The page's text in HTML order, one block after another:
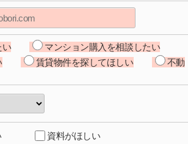
い
マンション購入を相談したい
賃貸物件を探してほしい
不動
資料がほしい